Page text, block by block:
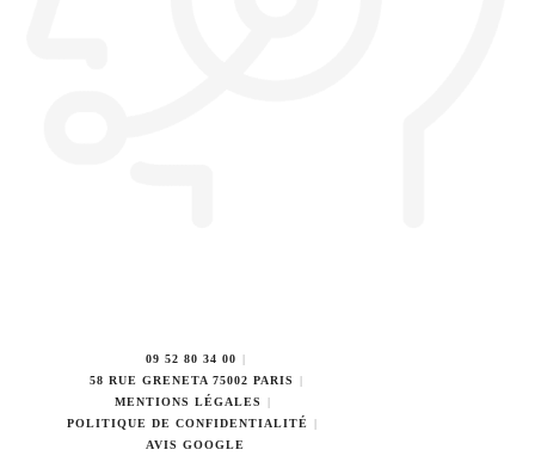
09 52 80 34 00
58 RUE GRENETA 75002 PARIS
MENTIONS LÉGALES
POLITIQUE DE CONFIDENTIALITÉ
AVIS GOOGLE